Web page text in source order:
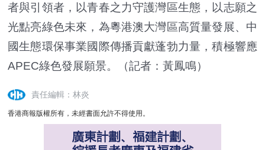
者與引領者，以青春之力守護灣區生態，以志願之
光點亮綠色未來，為粵港澳大灣區高質量發展、中
國生態環保事業國際傳播貢獻蓬勃力量，積極響應
APEC綠色發展願景。（記者：黃鳳鳴）
責任編輯：林炎
香港商報版權所有，未經書面允許不得使用。